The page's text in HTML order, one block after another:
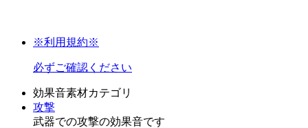
※利用規約※
必ずご確認ください
効果音素材カテゴリ
攻撃
武器での攻撃の効果音です